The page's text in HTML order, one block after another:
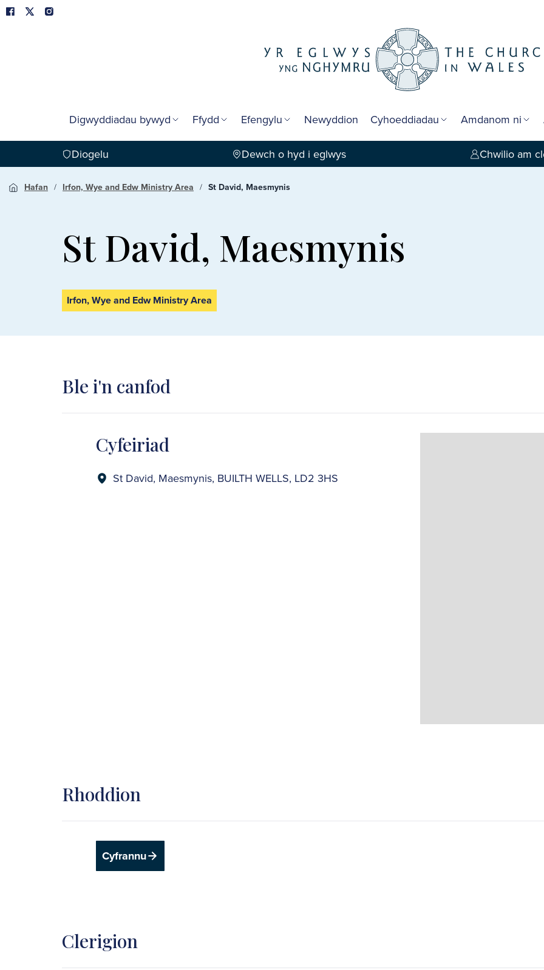
Digwyddiadau bywyd Ffydd Efengylu Newyddion Cyhoeddiadau Amdanom ni
Diogelu Dewch o hyd i eglwys Chwilio am
Hafan Irfon, Wye and Edw Ministry Area St David, Maesmynis
St David, Maesmynis
Irfon, Wye and Edw Ministry Area
Ble i'n canfod
Cyfeiriad
St David, Maesmynis, BUILTH WELLS, LD2 3HS
Rhoddion
Cyfrannu
Clerigion